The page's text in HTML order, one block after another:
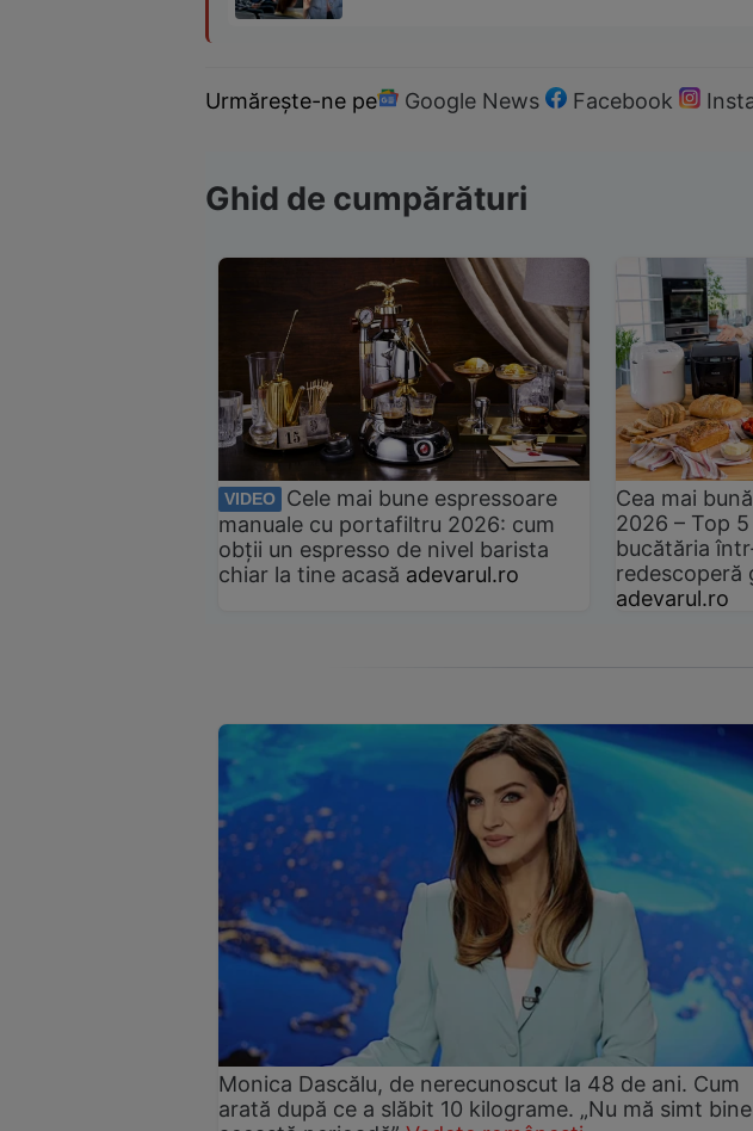
Urmărește-ne pe Google News Facebook
Ghid de cumpărături
VIDEO
Cele mai bune espressoare
manuale cu portafiltru 2026: cum
obții un espresso de nivel barista
chiar la tine acasă adevarul.ro
Cea mai
2026 – Top
bucătăria
redescoperă
adevarul.ro
Monica Dascălu, de nerecunoscut la 48 de ani. Cum
arată după ce a slăbit 10 kilograme. „Nu mă simt